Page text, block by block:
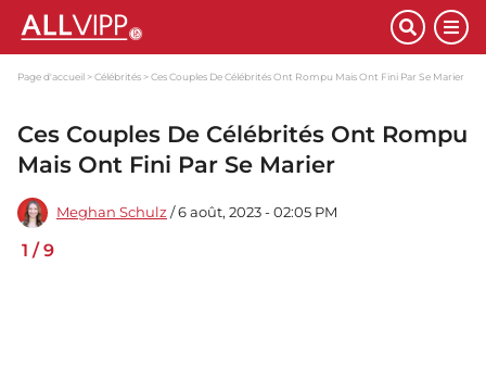
Page d'accueil Célébrités Ces Couples De Célébrités Ont Rompu Mais Ont Fini Par Se Marier
Ces Couples De Célébrités Ont Rompu
Mais Ont Fini Par Se Marier
Meghan Schulz / 6 août, 2023 - 02:05 PM
1 /9